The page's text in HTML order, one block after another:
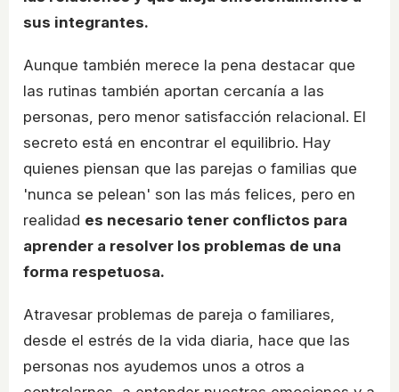
sus integrantes.
Aunque también merece la pena destacar que
las rutinas también aportan cercanía a las
personas, pero menor satisfacción relacional. El
secreto está en encontrar el equilibrio. Hay
quienes piensan que las parejas o familias que
'nunca se pelean' son las más felices, pero en
realidad es necesario tener conflictos para
aprender a resolver los problemas de una
forma respetuosa.
Atravesar problemas de pareja o familiares,
desde el estrés de la vida diaria, hace que las
personas nos ayudemos unos a otros a